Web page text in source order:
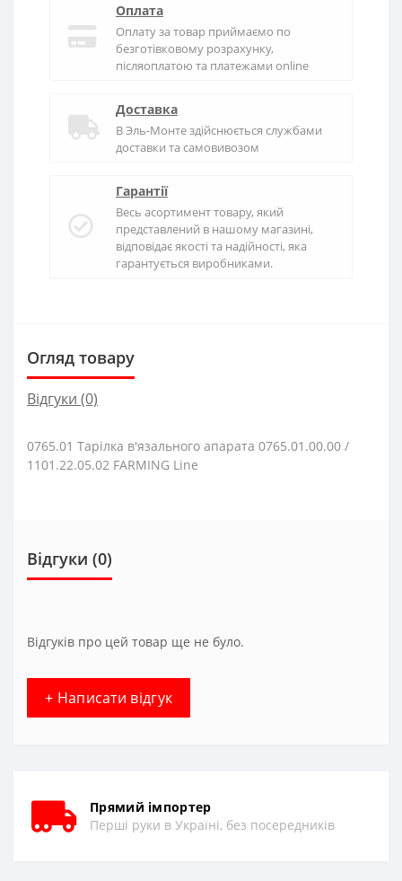
Оплата
Оплату за товар приймаємо по
безготівковому розрахунку,
післяоплатою та платежами online
Доставка
ВЭль-Монтездійснюється службами
доставки та самовивозом
Гарантії
Весь асортимент товару, який
представлений в нашому магазині,
відповідає якості та надійності, яка
гарантується виробниками.
Огляд товару
Відгуки (0)
0765.01 Тарілка в'язального апарата 0765.01.00.00 /
1101.22.05.02 FARMING Line
Відгуки (0)
Відгуків про цей товар ще не було.
+ Написати відгук
Прямий імпортер
Перші руки в Україні, без посередників